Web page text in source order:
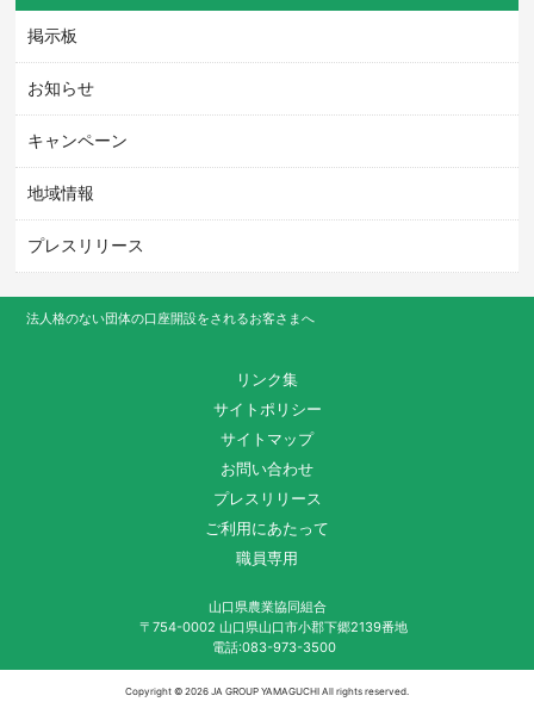
掲示板
お知らせ
キャンペーン
地域情報
プレスリリース
法人格のない団体の口座開設をされるお客さまへ
リンク集
サイトポリシー
サイトマップ
お問い合わせ
プレスリリース
ご利用にあたって
職員専用
山口県農業協同組合
〒754-0002 山口県山口市小郡下郷2139番地
電話:083-973-3500
Copyright © 2026 JA GROUP YAMAGUCHI All rights reserved.